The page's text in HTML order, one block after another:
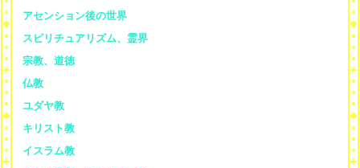
アセンション後の世界
スピリチュアリズム、霊界
宗教、道徳
仏教
ユダヤ教
キリスト教
イスラム教